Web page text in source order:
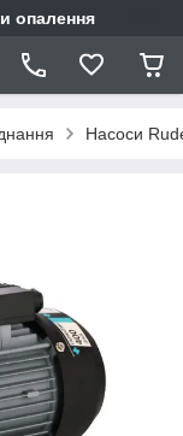
опалення
Насоси